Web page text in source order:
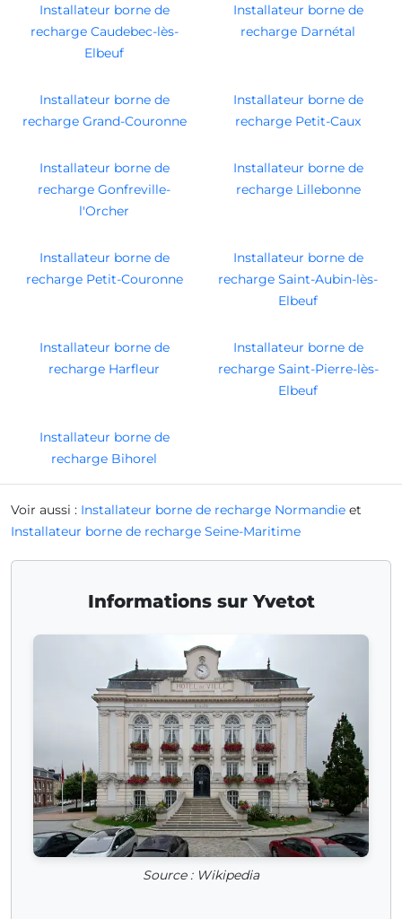
Installateur borne de
recharge Caudebec-lès-
Elbeuf
Installateur borne de
recharge Darnétal
Installateur borne de
recharge Grand-Couronne
Installateur borne de
recharge Petit-Caux
Installateur borne de
recharge Gonfreville-
l'Orcher
Installateur borne de
recharge Lillebonne
Installateur borne de
recharge Petit-Couronne
Installateur borne de
recharge Saint-Aubin-lès-
Elbeuf
Installateur borne de
recharge Harfleur
Installateur borne de
recharge Saint-Pierre-lès-
Elbeuf
Installateur borne de
recharge Bihorel
Voir aussi : Installateur borne de recharge Normandie et
Installateur borne de recharge Seine-Maritime
Informations sur Yvetot
Source : Wikipedia